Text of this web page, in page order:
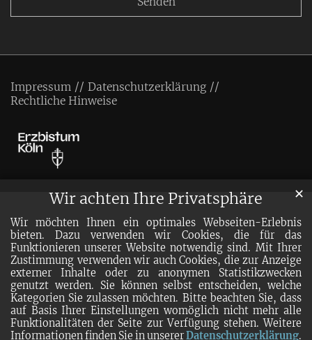
Wir achten Ihre Privatsphäre
Wir möchten Ihnen ein optimales Webseiten-Erlebnis
bieten. Dazu verwenden wir Cookies, die für das
Funktionieren unserer Website notwendig sind. Mit Ihrer
Zustimmung verwenden wir auch Cookies, die zur Anzeige
externer Inhalte oder zu anonymen Statistikzwecken
genutzt werden. Sie können selbst entscheiden, welche
Kategorien Sie zulassen möchten. Bitte beachten Sie, dass
auf Basis Ihrer Einstellungen womöglich nicht mehr alle
Funktionalitäten der Seite zur Verfügung stehen. Weitere
Informationen finden Sie in unsererDatenschutzerklärung.
✕
Impressum
Datenschutzerklärung
Rechtliche Hinweise